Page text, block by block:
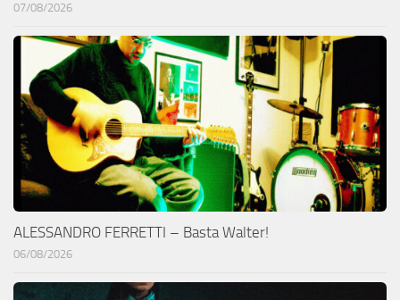
07/08/2026
ALESSANDRO FERRETTI – Basta Walter!
06/08/2026